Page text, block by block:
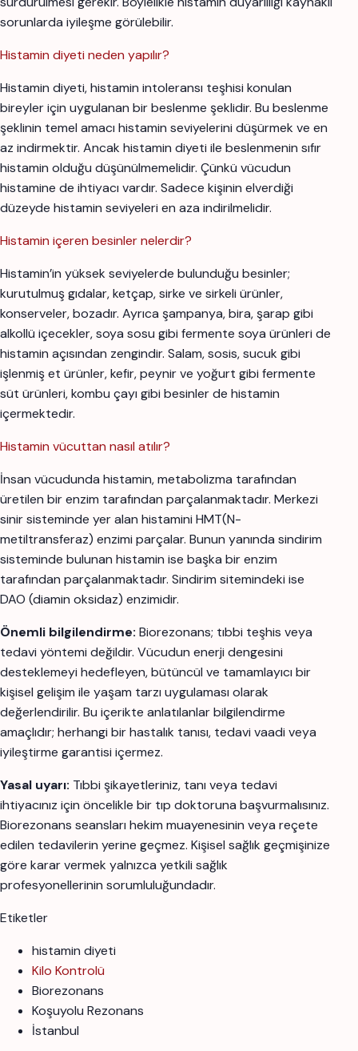
sorunlarda iyileşme görülebilir.
Histamin diyeti neden yapılır?
Histamin diyeti, histamin intoleransı teşhisi konulan
bireyler için uygulanan bir beslenme şeklidir. Bu beslenme
şeklinin temel amacı histamin seviyelerini düşürmek ve en
az indirmektir. Ancak histamin diyeti ile beslenmenin sıfır
histamin olduğu düşünülmemelidir. Çünkü vücudun
histamine de ihtiyacı vardır. Sadece kişinin elverdiği
düzeyde histamin seviyeleri en aza indirilmelidir.
Histamin içeren besinler nelerdir?
Histamin’in yüksek seviyelerde bulunduğu besinler;
kurutulmuş gıdalar, ketçap, sirke ve sirkeli ürünler,
konserveler, bozadır. Ayrıca şampanya, bira, şarap gibi
alkollü içecekler, soya sosu gibi fermente soya ürünleri de
histamin açısından zengindir. Salam, sosis, sucuk gibi
işlenmiş et ürünler, kefir, peynir ve yoğurt gibi fermente
süt ürünleri, kombu çayı gibi besinler de histamin
içermektedir.
Histamin vücuttan nasıl atılır?
İnsan vücudunda histamin, metabolizma tarafından
üretilen bir enzim tarafından parçalanmaktadır. Merkezi
sinir sisteminde yer alan histamini HMT(N-
metiltransferaz) enzimi parçalar. Bunun yanında sindirim
sisteminde bulunan histamin ise başka bir enzim
tarafından parçalanmaktadır. Sindirim sitemindeki ise
DAO (diamin oksidaz) enzimidir.
Önemli bilgilendirme: Biorezonans; tıbbi teşhis veya
tedavi yöntemi değildir. Vücudun enerji dengesini
desteklemeyi hedefleyen, bütüncül ve tamamlayıcı bir
kişisel gelişim ile yaşam tarzı uygulaması olarak
değerlendirilir. Bu içerikte anlatılanlar bilgilendirme
amaçlıdır; herhangi bir hastalık tanısı, tedavi vaadi veya
iyileştirme garantisi içermez.
Yasal uyarı: Tıbbi şikayetleriniz, tanı veya tedavi
ihtiyacınız için öncelikle bir tıp doktoruna başvurmalısınız.
Biorezonans seansları hekim muayenesinin veya reçete
edilen tedavilerin yerine geçmez. Kişisel sağlık geçmişinize
göre karar vermek yalnızca yetkili sağlık
profesyonellerinin sorumluluğundadır.
Etiketler
histamin diyeti
Kilo Kontrolü
Biorezonans
Koşuyolu Rezonans
İstanbul